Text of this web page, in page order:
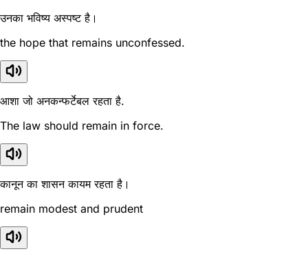
उनका भविष्य अस्पष्ट है।
the hope that remains unconfessed.
आशा जो अनकन्फर्टेबल रहता है.
The law should remain in force.
कानून का शासन कायम रहता है।
remain modest and prudent